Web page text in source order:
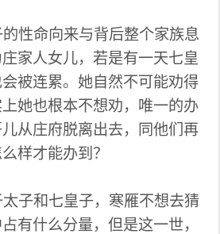
性命向来与背后整个家族息
家人女儿，若是有一天七皇
被连累。她自然不可能劝得
她也根本不想劝，唯一的办
从庄府脱离出去，同他们再
样才能办到？
子和七皇子，寒雁不想去猜
有什么分量，但是这一世，